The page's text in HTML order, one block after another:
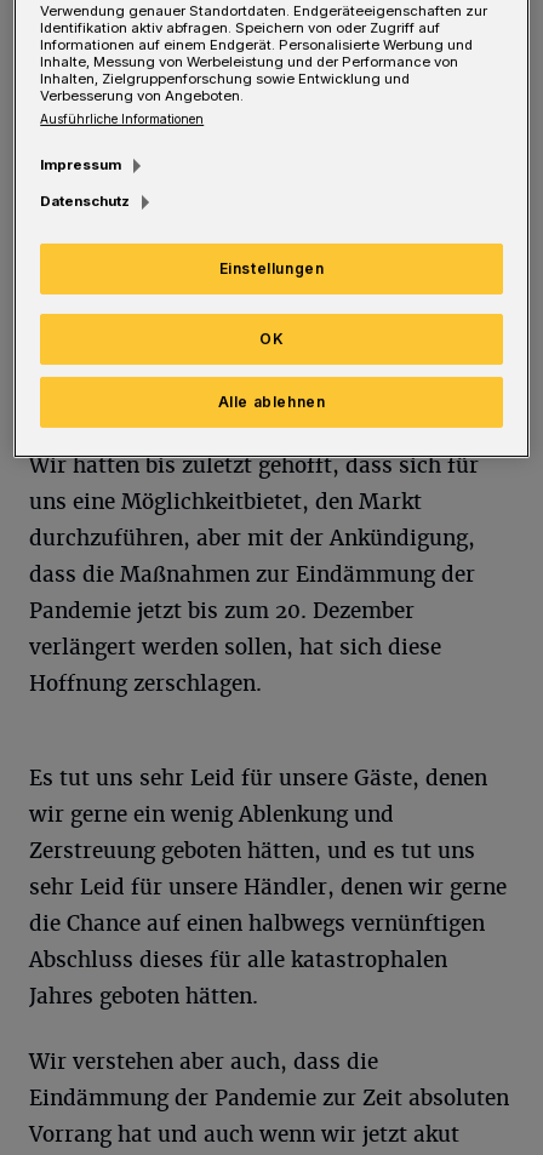
I n einer Pressemitteilung an die
Andreas Körber von „Ars Draconis“ die
Absage des Mittelalterlichen Märchenmarkts
auf dem Laurentiusplatz mit: „Zu
großen Bedauern muss ich mitteilen, dass der
Mittelalterliche Märchenmarkt auf dem
Laurentiusplatz in diesem Jahrnicht
Wir hatten bis zuletzt gehofft, dass sich für
uns eine Möglichkeitbietet, den Markt
durchzuführen, aber mit der Ankündigung,
dass die Maßnahmen zur Eindämmung der
Pandemie jetzt bis zum 20. Dezember
verlängert werden sollen, hat sich diese
Hoffnung zerschlagen.
Es tut uns sehr Leid für unsere Gäste, denen
wir gerne ein wenig Ablenkung und
Zerstreuung geboten hätten, und es tut uns
sehr Leid für unsere Händler, denen wir gerne
die Chance auf einen halbwegs vernünftigen
Abschluss dieses für alle katastrophalen
Jahres geboten hätten.
Wir verstehen aber auch, dass die
Eindämmung der Pandemie zur Zeit absoluten
Vorrang hat und auch wenn wir jetzt akut
Verwendung genauer Standortdaten. Endgeräteeigenschaften zur
Identifikation aktiv abfragen. Speichern von oder Zugriff auf
Informationen auf einem Endgerät. Personalisierte Werbung und
Inhalte, Messung von Werbeleistung und der Performance von
Inhalten, Zielgruppenforschung sowie Entwicklung und
Verbesserung von Angeboten.
Ausführliche Informationen
Impressum
Datenschutz
Einstellungen
Alle ablehnen
OK